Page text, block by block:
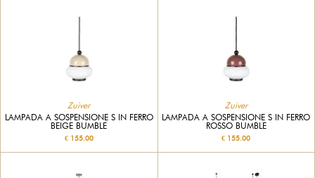
Zuiver
LAMPADA A SOSPENSIONE S IN FERRO
BEIGE BUMBLE
€ 155.00
Zuiver
LAMPADA A SOSPENSIONE S IN FERRO
ROSSO BUMBLE
€ 155.00